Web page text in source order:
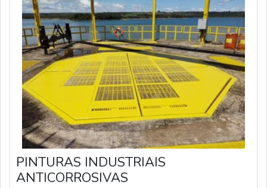
PINTURAS INDUSTRIAIS
ANTICORROSIVAS